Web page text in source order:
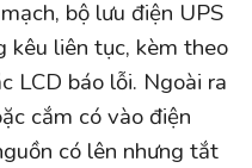
bộ lưu điện UPS
kêu liên tục, kèm theo
LCD báo lỗi. Ngoài ra
cắm có vào điện
có lên nhưng tắt